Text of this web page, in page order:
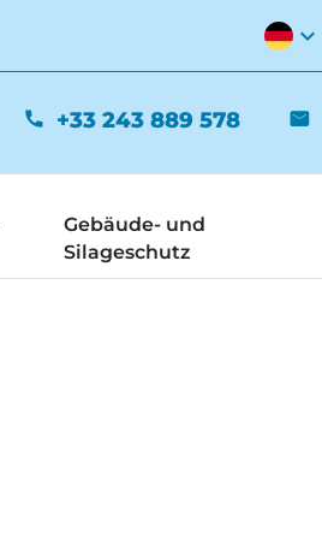
expand_more
phone +33 243 889 578 mail
Gebäude- und
Silageschutz